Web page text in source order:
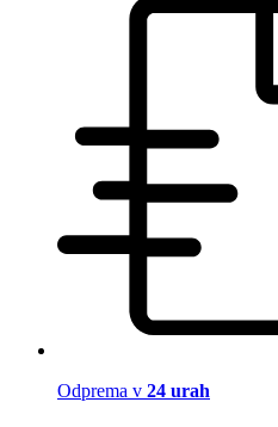
Odprema v 24 urah